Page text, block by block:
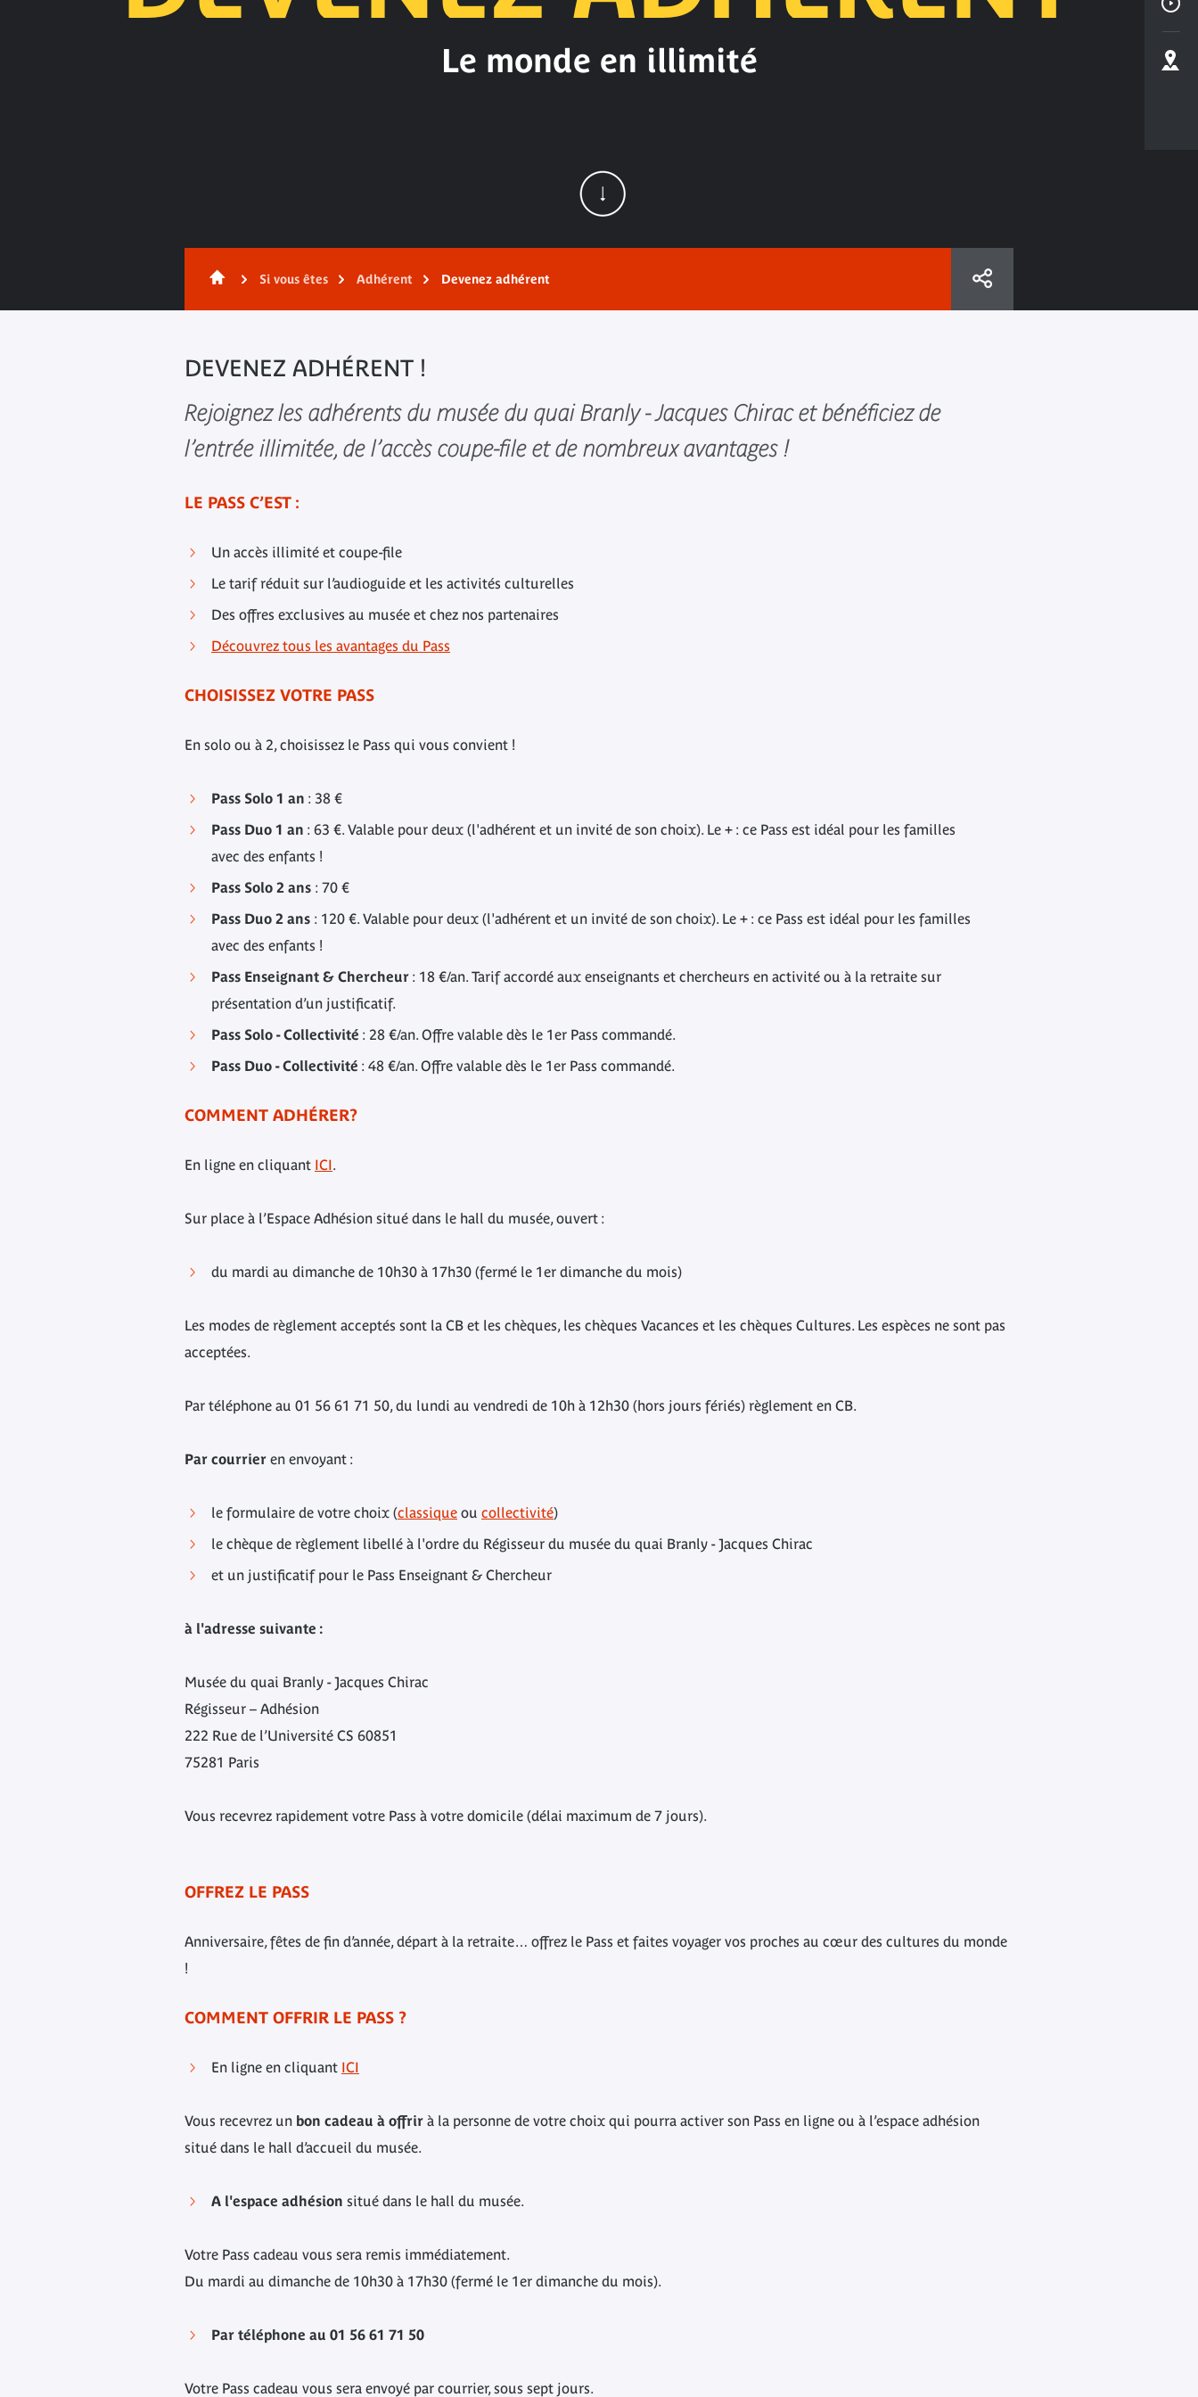
Le monde en illimité
Si vous êtes Adhérent Devenez adhérent
DEVENEZ ADHÉRENT !
Rejoignez les adhérents du musée du quai Branly - Jacques Chirac et bénéficiez de
l’entrée illimitée, de l’accès coupe-file et de nombreux avantages !
LE PASS C’EST :
Un accès illimité et coupe-file
Le tarif réduit sur l’audioguide et les activités culturelles
Des offres exclusives au musée et chez nos partenaires
Découvrez tous les avantages du Pass
CHOISISSEZ VOTRE PASS
En solo ou à 2, choisissez le Pass qui vous convient !
Pass Solo 1 an : 38 €
Pass Duo 1 an : 63 €. Valable pour deux (l'adhérent et un invité de son choix). Le + : ce Pass est idéal pour les familles
avec des enfants !
Pass Solo 2 ans : 70 €
Pass Duo 2 ans : 120 €. Valable pour deux (l'adhérent et un invité de son choix). Le + : ce Pass est idéal pour les familles
avec des enfants !
Pass Enseignant & Chercheur : 18 €/an. Tarif accordé aux enseignants et chercheurs en activité ou à la retraite sur
présentation d’un justificatif.
Pass Solo - Collectivité : 28 €/an. Offre valable dès le 1er Pass commandé.
Pass Duo - Collectivité : 48 €/an. Offre valable dès le 1er Pass commandé.
COMMENT ADHÉRER?
En ligne en cliquant ICI.
Sur place à l’Espace Adhésion situé dans le hall du musée, ouvert :
du mardi au dimanche de 10h30 à 17h30 (fermé le 1er dimanche du mois)
Les modes de règlement acceptés sont la CB et les chèques, les chèques Vacances et les chèques Cultures. Les espèces ne sont pas
acceptées.
Par téléphone au 01 56 61 71 50, du lundi au vendredi de 10h à 12h30 (hors jours fériés) règlement en CB.
Par courrier en envoyant :
le formulaire de votre choix (classique ou collectivité)
le chèque de règlement libellé à l'ordre du Régisseur du musée du quai Branly - Jacques Chirac
et un justificatif pour le Pass Enseignant & Chercheur
à l'adresse suivante :
Musée du quai Branly - Jacques Chirac
Régisseur – Adhésion
222 Rue de l’Université CS 60851
75281 Paris
Vous recevrez rapidement votre Pass à votre domicile (délai maximum de 7 jours).
OFFREZ LE PASS
Anniversaire, fêtes de fin d’année, départ à la retraite… offrez le Pass et faites voyager vos proches au cœur des cultures du monde
!
COMMENT OFFRIR LE PASS ?
En ligne en cliquant ICI
Vous recevrez un bon cadeau à offrir à la personne de votre choix qui pourra activer son Pass en ligne ou à l’espace adhésion
situé dans le hall d’accueil du musée.
A l'espace adhésion situé dans le hall du musée.
Votre Pass cadeau vous sera remis immédiatement.
Du mardi au dimanche de 10h30 à 17h30 (fermé le 1er dimanche du mois).
Par téléphone au 01 56 61 71 50
Votre Pass cadeau vous sera envoyé par courrier, sous sept jours.